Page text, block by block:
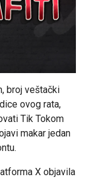
broj veštački
ovog rata,
Tik Tokom
makar jedan
X objavila